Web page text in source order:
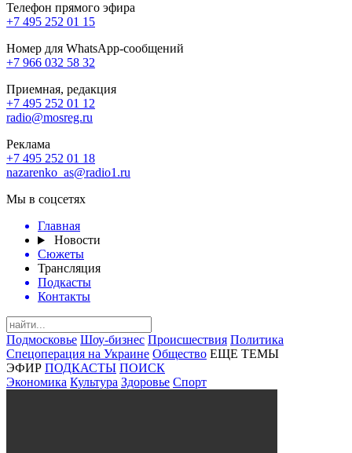
Телефон прямого эфира
+7 495 252 01 15
Номер для WhatsApp-сообщений
+7 966 032 58 32
Приемная, редакция
+7 495 252 01 12
radio@mosreg.ru
Реклама
+7 495 252 01 18
nazarenko_as@radio1.ru
Мы в соцсетях
Главная
Новости
Сюжеты
Трансляция
Подкасты
Контакты
Подмосковье Шоу-бизнес Происшествия Политика
Спецоперация на Украине Общество ЕЩЕ ТЕМЫ
ЭФИР ПОДКАСТЫ ПОИСК
Экономика Культура Здоровье Спорт